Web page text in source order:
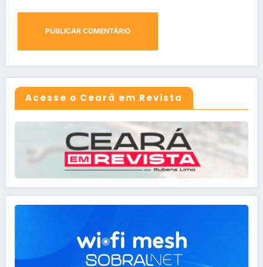
Acesse o Ceará em Revista